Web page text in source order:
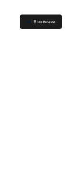
В наличии